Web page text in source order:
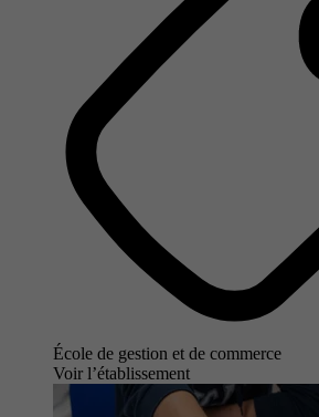
École de gestion et de commerce
Voir l’établissement